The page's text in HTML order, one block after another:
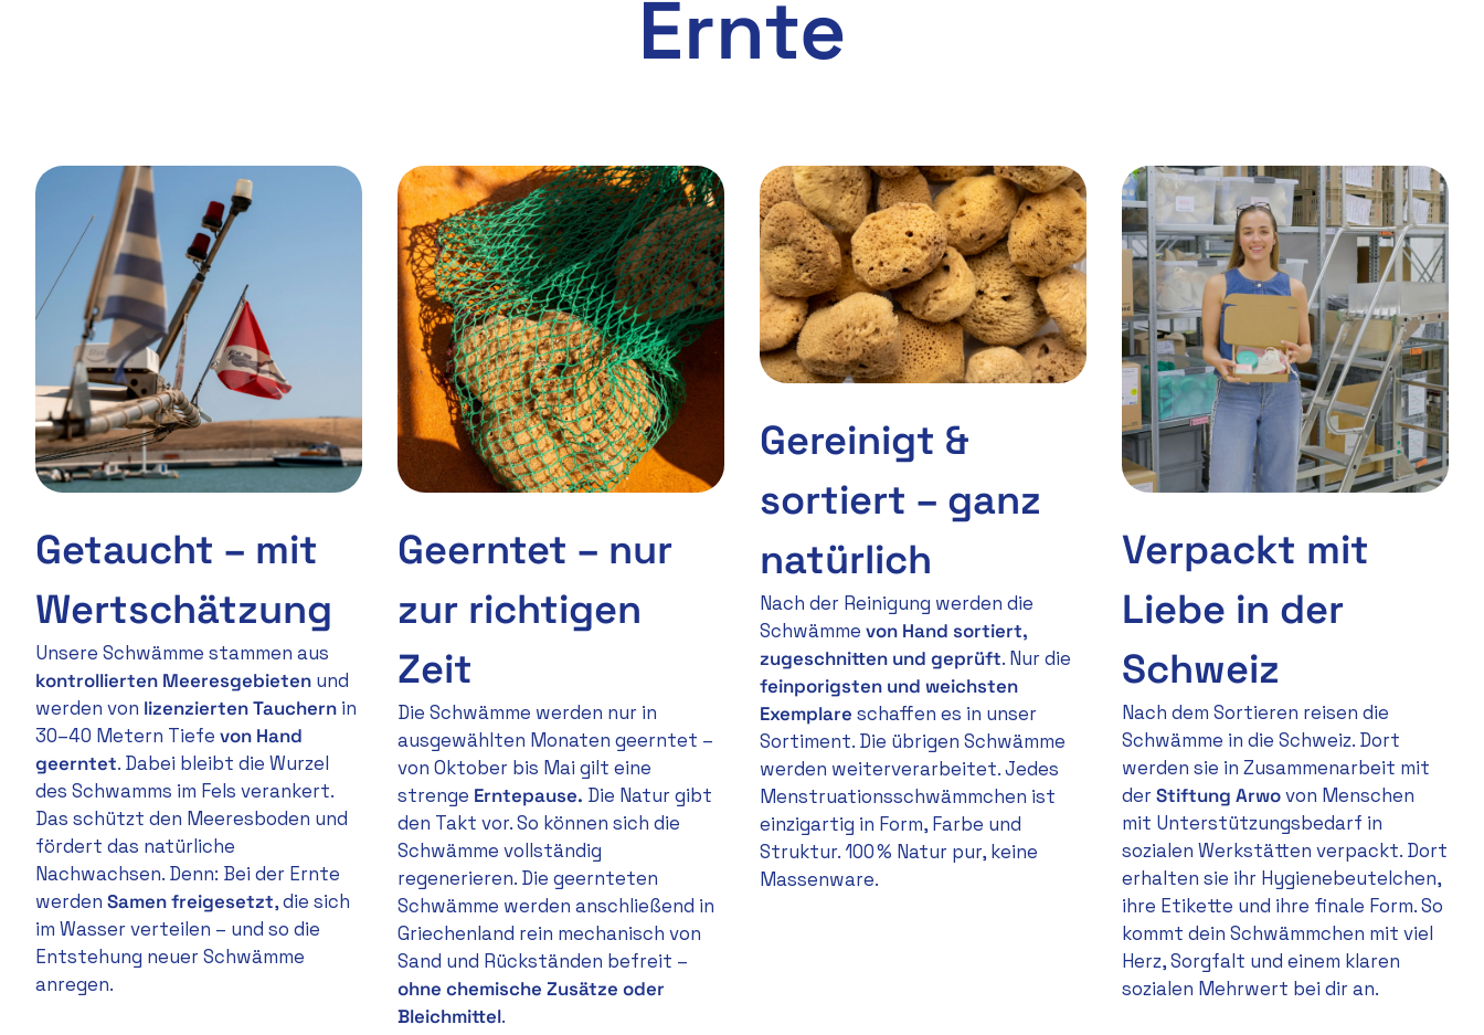
Ernte
Getaucht – mit
Wertschätzung
Unsere Schwämme stammen aus
kontrollierten Meeresgebieten und
werden von lizenzierten Tauchern in
30–40 Metern Tiefevon Hand
geerntet. Dabei bleibt die Wurzel
des Schwamms im Fels verankert.
Das schützt den Meeresboden und
fördert das natürliche
Nachwachsen. Denn: Bei der Ernte
werdenSamen freigesetzt, die sich
im Wasser verteilen – und so die
Entstehung neuer Schwämme
anregen.
Geerntet – nur
zur richtigen
Zeit
Die Schwämme werden nur in
ausgewählten Monaten geerntet –
von Oktober bis Mai gilt eine
strenge Erntepause. Die Natur gibt
den Takt vor. So können sich die
Schwämme vollständig
regenerieren. Die geernteten
Schwämme werden anschließend in
Griechenland rein mechanisch von
Sand und Rückständen befreit –
ohne chemische Zusätze oder
Bleichmittel.
Gereinigt &
sortiert – ganz
natürlich
Nach der Reinigung werden die
Schwämmevon Hand sortiert,
zugeschnitten und geprüft. Nur die
feinporigsten und weichsten
Exemplare schaffen es in unser
Sortiment. Die übrigen Schwämme
werden weiterverarbeitet. Jedes
Menstruationsschwämmchen ist
einzigartig in Form, Farbe und
Struktur. 100 % Natur pur, keine
Massenware.
Verpackt mit
Liebe in der
Schweiz
Nach dem Sortieren reisen die
Schwämme in die Schweiz. Dort
werden sie in Zusammenarbeit mit
derStiftung Arwovon Menschen
mit Unterstützungsbedarf in
sozialen Werkstätten verpackt. Dort
erhalten sie ihr Hygienebeutelchen,
ihre Etikette und ihre finale Form. So
kommt dein Schwämmchen mit viel
Herz, Sorgfalt und einem klaren
sozialen Mehrwert bei dir an.
HERA organics